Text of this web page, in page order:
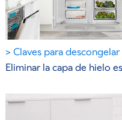
Claves para
Eliminar la capa de hielo